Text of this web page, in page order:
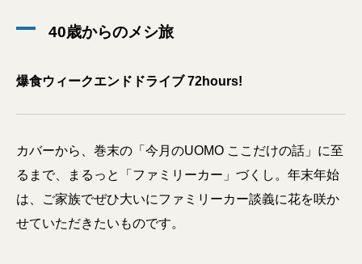
40歳からのメシ旅
爆食ウィークエンドドライブ 72hours!
カバーから、巻末の「今月のUOMO ここだけの話」に至
るまで、まるっと「ファミリーカー」づくし。年末年始
は、ご家族でぜひ大いにファミリーカー談義に花を咲か
せていただきたいものです。